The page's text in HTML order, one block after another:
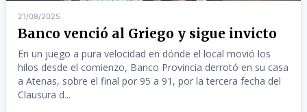
21/08/2025
Banco venció al Griego y sigue invicto
En un juego a pura velocidad en dónde el local movió los
hilos desde el comienzo, Banco Provincia derrotó en su casa
a Atenas, sobre el final por 95 a 91, por la tercera fecha del
Clausura d...